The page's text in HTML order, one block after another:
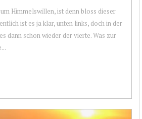
Himmelswillen, ist denn bloss dieser
ist es ja klar, unten links, doch in der
dann schon wieder der vierte. Was zur